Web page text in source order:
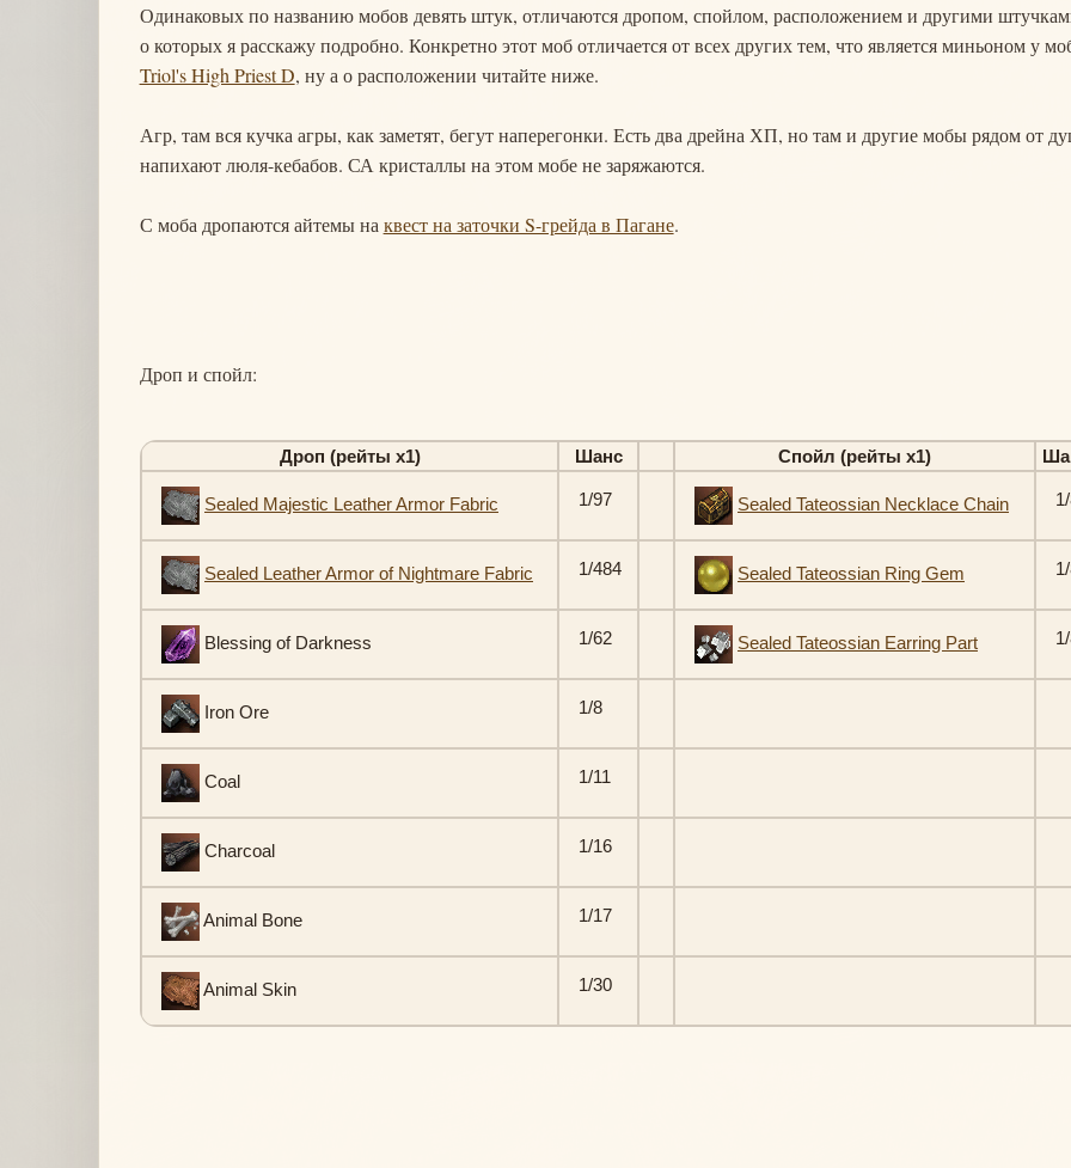
Одинаковых по названию мобов девять штук, отличаются дропом, спойлом, расположением и другими
о которых я расскажу подробно. Конкретно этот моб отличается от всех других тем, что является миньоном у
Triol's High Priest D, ну а о расположении читайте ниже.
Агр, там вся кучка агры, как заметят, бегут наперегонки. Есть два дрейна ХП, но там и другие мобы рядом от
напихают люля-кебабов. СА кристаллы на этом мобе не заряжаются.
С моба дропаются айтемы на квест на заточки S-грейда в Пагане.
Дроп и спойл:
Дроп (рейты х1) Шанс Спойл (рейты х1)
Sealed Majestic Leather Armor Fabric 1/97 Sealed Tateossian Necklace Chain
Sealed Leather Armor of Nightmare Fabric 1/484 Sealed Tateossian Ring Gem
Blessing of Darkness 1/62 Sealed Tateossian Earring Part
Iron Ore 1/8
Coal 1/11
Charcoal 1/16
Animal Bone 1/17
Animal Skin 1/30